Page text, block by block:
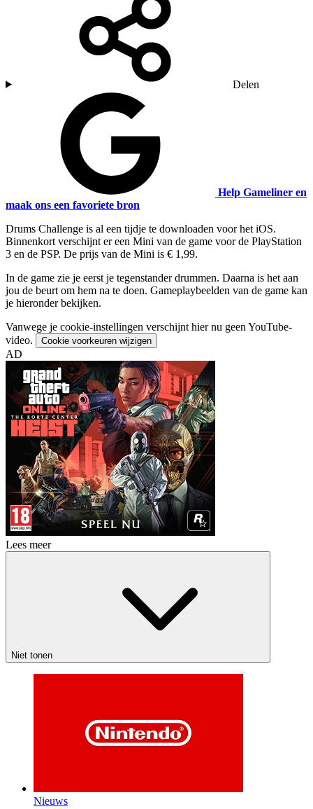
Delen
Help Gameliner en
maak ons een favoriete bron
Drums Challenge is al een tijdje te downloaden voor het iOS.
Binnenkort verschijnt er een Mini van de game voor de PlayStation
3 en de PSP. De prijs van de Mini is € 1,99.
In de game zie je eerst je tegenstander drummen. Daarna is het aan
jou de beurt om hem na te doen. Gameplaybeelden van de game kan
je hieronder bekijken.
Vanwege je cookie-instellingen verschijnt hier nu geen YouTube-
video.
Cookie voorkeuren wijzigen
AD
Lees meer
Niet tonen
Nieuws